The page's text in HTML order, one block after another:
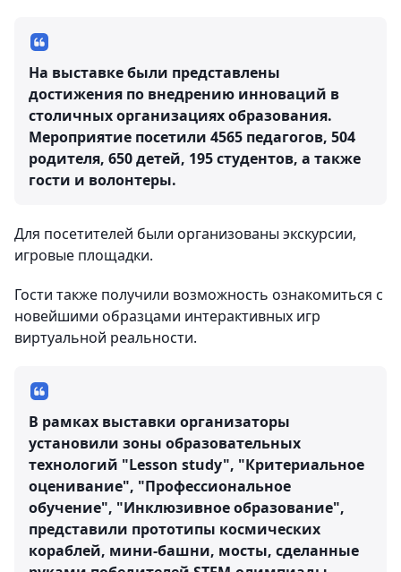
На выставке были представлены
достижения по внедрению инноваций в
столичных организациях образования.
Мероприятие посетили 4565 педагогов, 504
родителя, 650 детей, 195 студентов, а также
гости и волонтеры.
Для посетителей были организованы экскурсии,
игровые площадки.
Гости также получили возможность ознакомиться с
новейшими образцами интерактивных игр
виртуальной реальности.
В рамках выставки организаторы
установили зоны образовательных
технологий "Lesson study", "Критериальное
оценивание", "Профессиональное
обучение", "Инклюзивное образование",
представили прототипы космических
кораблей, мини-башни, мосты, сделанные